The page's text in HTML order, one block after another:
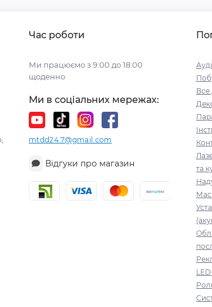
Час роботи
Ми працюємо з 9:00 до 18:00
щоденно
Ми в соціальних мережах:
mtdd24.7@gmail.com
Відгуки про магазин
Все
та